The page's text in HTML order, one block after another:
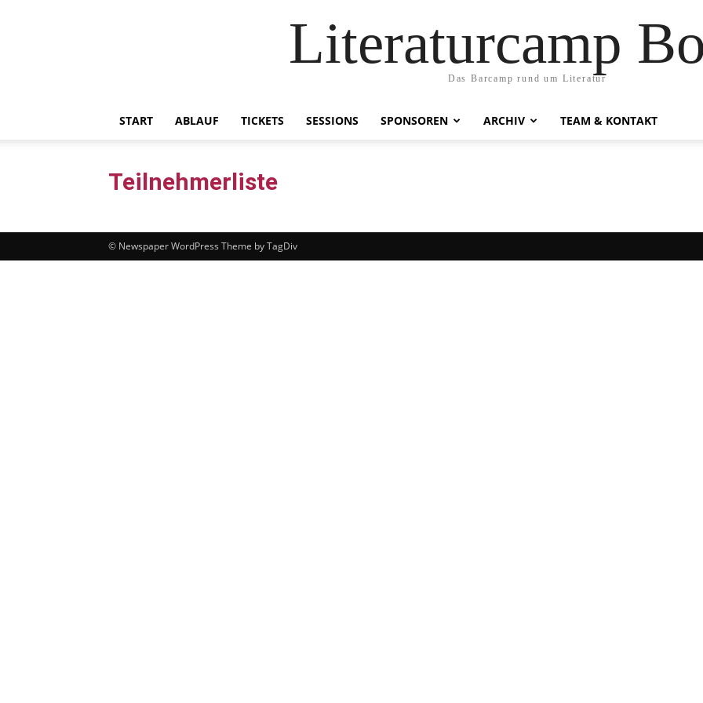
Literaturcamp
Das Barcamp rund um Literatur
START ABLAUF TICKETS SESSIONS SPONSOREN ARCHIV TEAM & KONTAKT
Teilnehmerliste
© Newspaper WordPress Theme by TagDiv